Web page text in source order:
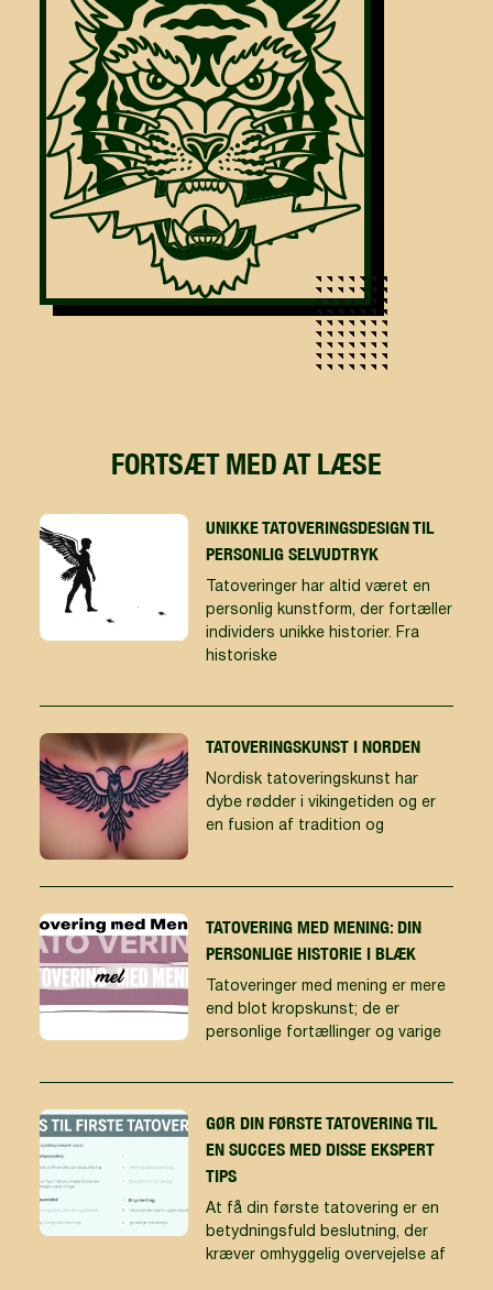
FORTSÆT MED AT LÆSE
UNIKKE TATOVERINGSDESIGN TIL
PERSONLIG SELVUDTRYK
Tatoveringer har altid været en
personlig kunstform, der fortæller
individers unikke historier. Fra
historiske
TATOVERINGSKUNST I NORDEN
Nordisk tatoveringskunst har
dybe rødder i vikingetiden og er
en fusion af tradition og
TATOVERING MED MENING: DIN
PERSONLIGE HISTORIE I BLÆK
Tatoveringer med mening er mere
end blot kropskunst; de er
personlige fortællinger og varige
GØR DIN FØRSTE TATOVERING TIL
EN SUCCES MED DISSE EKSPERT
TIPS
At få din første tatovering er en
betydningsfuld beslutning, der
kræver omhyggelig overvejelse af